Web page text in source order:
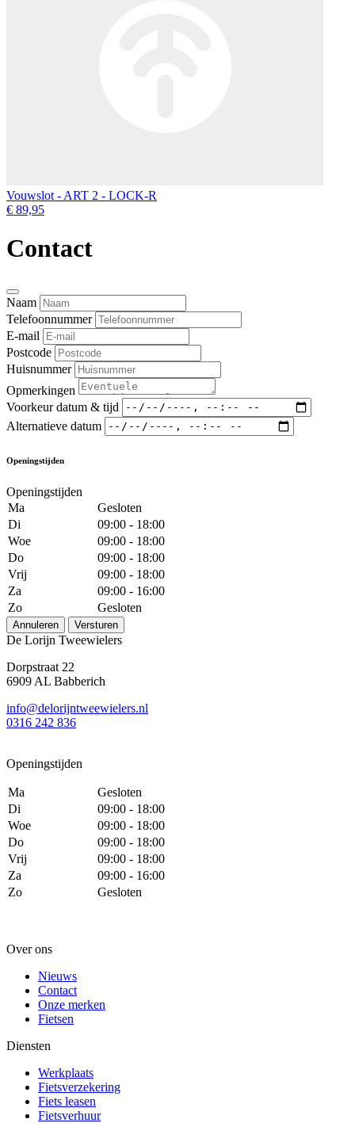
Vouwslot - ART 2 - LOCK-R
€ 89,95
Contact
Naam
Telefoonnummer
E-mail
Postcode
Huisnummer
Opmerkingen
Voorkeur datum & tijd
Alternatieve datum
Openingstijden
Openingstijden
Ma
Gesloten
Di
09:00 - 18:00
Woe
09:00 - 18:00
Do
09:00 - 18:00
Vrij
09:00 - 18:00
Za
09:00 - 16:00
Zo
Gesloten
Annuleren Versturen
De Lorijn Tweewielers
Dorpstraat 22
6909 AL Babberich
info@delorijntweewielers.nl
0316 242 836
Openingstijden
Ma
Gesloten
Di
09:00 - 18:00
Woe
09:00 - 18:00
Do
09:00 - 18:00
Vrij
09:00 - 18:00
Za
09:00 - 16:00
Zo
Gesloten
Over ons
Nieuws
Contact
Onze merken
Fietsen
Diensten
Werkplaats
Fietsverzekering
Fiets leasen
Fietsverhuur